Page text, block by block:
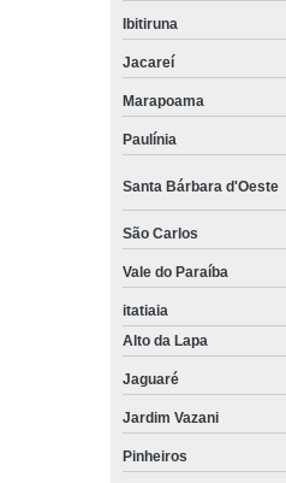
Ibitiruna
Jacareí
Marapoama
Paulínia
Santa Bárbara d'Oeste
São Carlos
Vale do Paraíba
itatiaia
Alto da Lapa
Jaguaré
Jardim Vazani
Pinheiros